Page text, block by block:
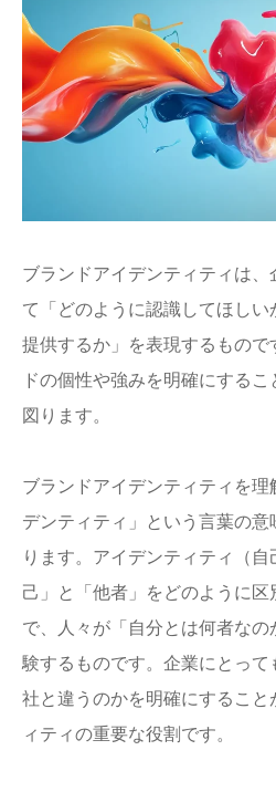
ブランドアイデンティティは
て「どのように認識してほし
提供するか」を表現するもの
ドの個性や強みを明確にする
図ります。
ブランドアイデンティティを理
デンティティ」という言葉の
ります。アイデンティティ（
己」と「他者」をどのように
で、人々が「自分とは何者な
験するものです。企業にとっ
社と違うのかを明確にするこ
ィティの重要な役割です。